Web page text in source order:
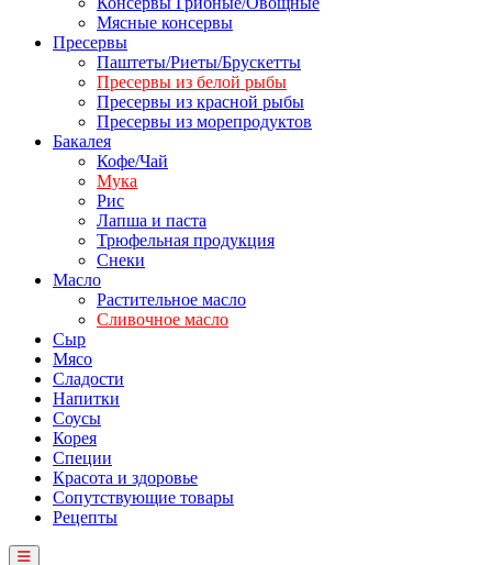
Мясные консервы
Пресервы
Паштеты/Риеты/Брускетты
Пресервы из белой рыбы
Пресервы из красной рыбы
Пресервы из морепродуктов
Бакалея
Кофе/Чай
Мука
Рис
Лапша и паста
Трюфельная продукция
Снеки
Масло
Растительное масло
Сливочное масло
Сыр
Мясо
Сладости
Напитки
Соусы
Корея
Специи
Красота и здоровье
Сопутствующие товары
Рецепты